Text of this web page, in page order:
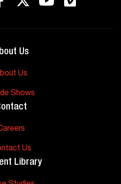
Us
Us
Shows
Us
Library